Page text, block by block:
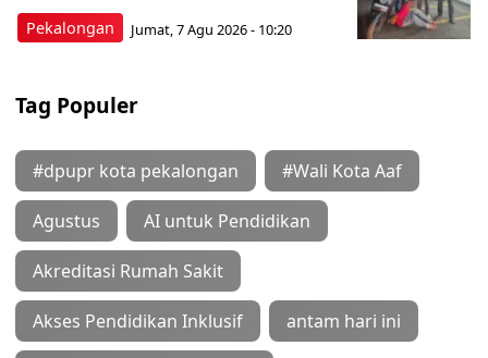
Pekalongan Jumat, 7 Agu 2026 - 10:20
Tag Populer
#dpupr kota pekalongan #Wali Kota Aaf
Agustus AI untuk Pendidikan
Akreditasi Rumah Sakit
Akses Pendidikan Inklusif antam hari ini